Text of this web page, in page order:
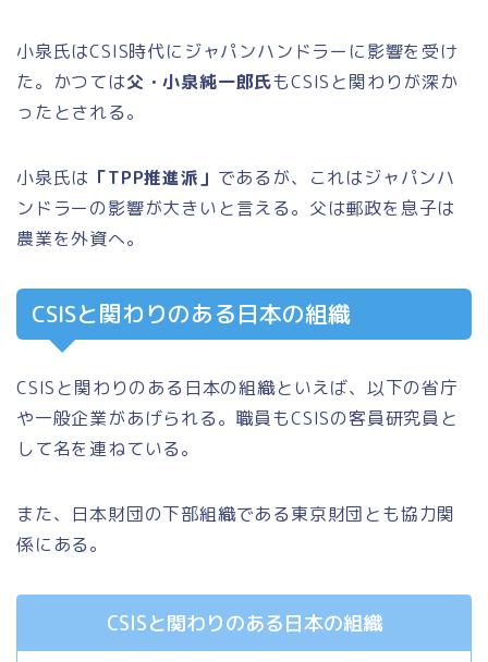
小泉氏はCSIS時代にジャパンハンドラーに影響を受け
た。かつては父・小泉純一郎氏もCSISと関わりが深か
ったとされる。
小泉氏は 「TPP推進派」 であるが、これはジャパンハ
ンドラーの影響が大きいと言える。父は郵政を息子は
農業を外資へ。
CSISと関わりのある日本の組織
CSISと関わりのある日本の組織といえば、以下の省庁
や一般企業があげられる。職員もCSISの客員研究員と
して名を連ねている。
また、日本財団の下部組織である東京財団とも協力関
係にある。
CSISと関わりのある日本の組織